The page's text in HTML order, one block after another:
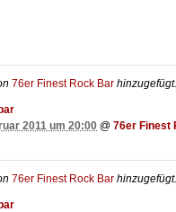
76er Finest Rock Bar hinzugefügt.
2011 um 20:00 @ 76er Finest
76er Finest Rock Bar hinzugefügt.